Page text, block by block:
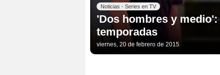
Noticias - Series en TV
'Dos hombres y
temporadas
viernes, 20 de febrero de 2015